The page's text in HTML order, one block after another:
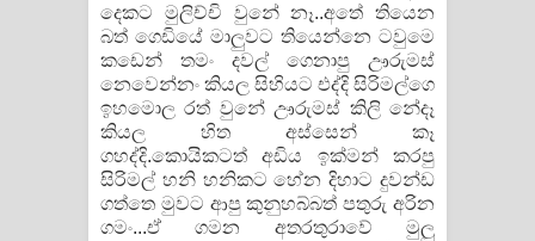
දෙකට මුලිච්චි වුනේ නෑ..අතේ තියෙන
බත් ගෙඩියේ මාලුවට තියෙන්නෙ ටවුමෙ
කඩෙන් තමං දවල් ගෙනාපු ඌරුමස්
නෙවෙන්නං කියල සිහියට එද්දි සිරිමල්ගෙ
ඉහමොල රත් වුනේ ඌරුමස් කිලි නේදෑ
කියල හිත අස්සෙන් කෑ
ගහද්දි.කොයිකටත් අඩිය ඉක්මන් කරපු
සිරිමල් හනි හනිකට හේන දිහාට දුවන්ඩ
ගත්තෙ මුවට ආපු කුනුහබ්බත් පතුරු අරින
ගමං...ඒ ගමන අතරතුරාවේ මුලු